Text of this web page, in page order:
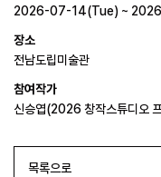
2026-07-14(Tue) ~
장소
전남도립미술관
참여작가
신승엽(2026 창작스튜디오
목록으로